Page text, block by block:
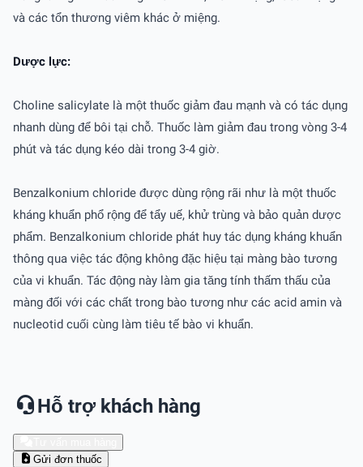
và các tổn thương viêm khác ở miệng.
Dược lực:
Choline salicylate là một thuốc giảm đau mạnh và có tác dụng
nhanh dùng để bôi tại chỗ. Thuốc làm giảm đau trong vòng 3-4
phút và tác dụng kéo dài trong 3-4 giờ.
Benzalkonium chloride được dùng rộng rãi như là một thuốc
kháng khuẩn phổ rộng để tẩy uế, khử trùng và bảo quản dược
phẩm. Benzalkonium chloride phát huy tác dụng kháng khuẩn
thông qua việc tác động không đặc hiệu tại màng bào tương
của vi khuẩn. Tác động này làm gia tăng tính thấm thấu của
màng đối với các chất trong bào tương như các acid amin và
nucleotid cuối cùng làm tiêu tế bào vi khuẩn.
Hỗ trợ khách hàng
Gửi đơn thuốc